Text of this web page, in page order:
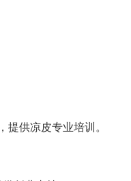
，提供凉皮专业培训。